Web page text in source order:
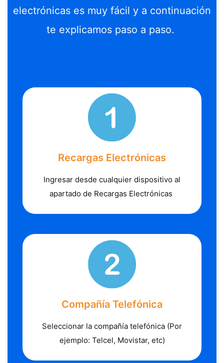
electrónicas es muy fácil y a continuación
te explicamos paso a paso.
Recargas Electrónicas
Ingresar desde cualquier dispositivo al
apartado de Recargas Electrónicas
Compañía Telefónica
Seleccionar la compañía telefónica (Por
ejemplo: Telcel, Movistar, etc)